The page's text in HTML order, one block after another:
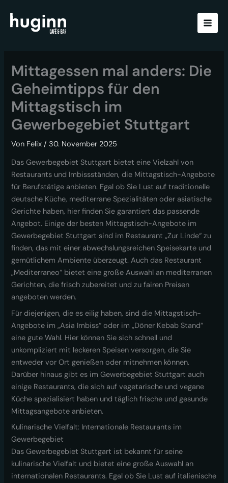
Inhalt
springen
Mittagessen mal anders: Die
Geheimtipps für den
Mittagstisch im
Gewerbegebiet Stuttgart
Von Felix/30. November 2025
Das Gewerbegebiet Stuttgart bietet eine Vielzahl von
Restaurants und Imbissständen, die Mittagstisch-Angebote
für Berufstätige anbieten. Egal ob Sie Lust auf traditionelle
deutsche Küche, mediterrane Spezialitäten oder asiatische
Gerichte haben, hier finden Sie garantiert das passende
Angebot. Einige der besten Mittagstisch-Angebote im
Gewerbegebiet Stuttgart sind im Restaurant „Zur Linde“ zu
finden, das mit einer abwechslungsreichen Speisekarte und
gemütlichem Ambiente überzeugt. Auch das Restaurant
„Mediterraneo“ bietet eine große Auswahl an mediterranen
Gerichten, die frisch zubereitet und zu fairen Preisen
angeboten werden.
Für diejenigen, die es eilig haben, sind die Mittagstisch-
Angebote im „Asia Imbiss“ oder im „Döner Kebab Stand“
eine gute Wahl. Hier können Sie sich schnell und
unkompliziert mit leckeren Speisen versorgen, die Sie
entweder vor Ort genießen oder mitnehmen können.
Darüber hinaus gibt es im Gewerbegebiet Stuttgart auch
einige Restaurants, die sich auf vegetarische und vegane
Küche spezialisiert haben und täglich frische und gesunde
Mittagsangebote anbieten.
Kulinarische Vielfalt: Internationale Restaurants im
Gewerbegebiet
Das Gewerbegebiet Stuttgart ist bekannt für seine
kulinarische Vielfalt und bietet eine große Auswahl an
internationalen Restaurants. Egal ob Sie Lust auf italienische